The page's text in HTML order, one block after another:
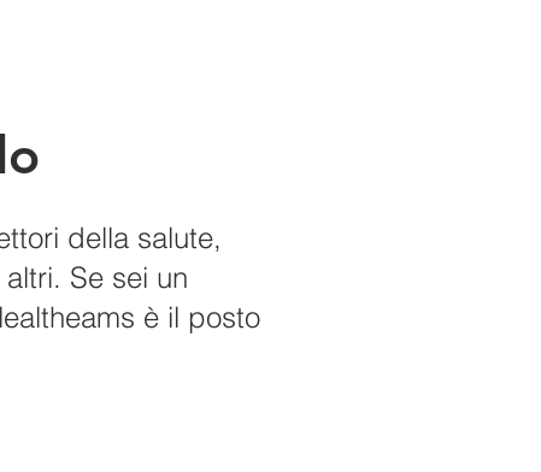
della salute,
Se sei un
è il posto